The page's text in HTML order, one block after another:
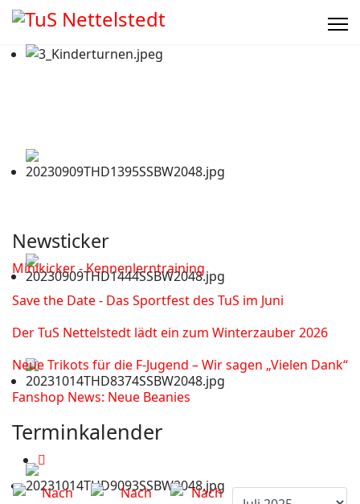
Newsticker
Minikicker - Kennenlerntraining
Save the Date - Das Sportfest des TuS im Juni
Der TuS Nettelstedt lädt ein zum Winterzauber 2026
Neue Trikots für die F-Jugend – Wir sagen „Vielen Dank“
Fanshop News: Neue Beanies
Terminkalender